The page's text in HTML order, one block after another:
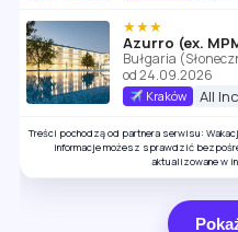
★★★
Azurro (ex.
Bułgaria
od 24.09.2026
Kraków All
Treści pochodzą od partnera serwisu:
informacje możesz sprawdzić
aktualizowane w